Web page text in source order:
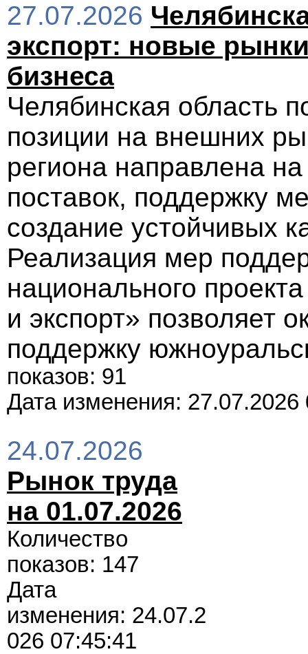
27.07.2026
экспорт: новые
бизнеса
Челябинская область
позиции на внешних
региона направлена
поставок, поддержку
создание устойчивых
Реализация мер
национального
и экспорт» позволяет
поддержку
показов: 91
Дата изменения: 27.07.2026
24.07.2026
Рынок труда
на 01.07.2026
Количество
показов: 147
Дата
изменения: 24.07.2
026 07:45:41